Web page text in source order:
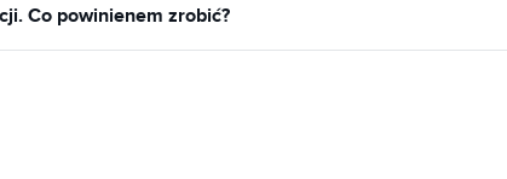
Co powinienem zrobić?